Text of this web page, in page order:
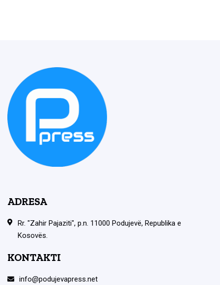
ADRESA
Rr. "Zahir Pajaziti", p.n. 11000 Podujevë, Republika e
Kosovës.
KONTAKTI
info@podujevapress.net